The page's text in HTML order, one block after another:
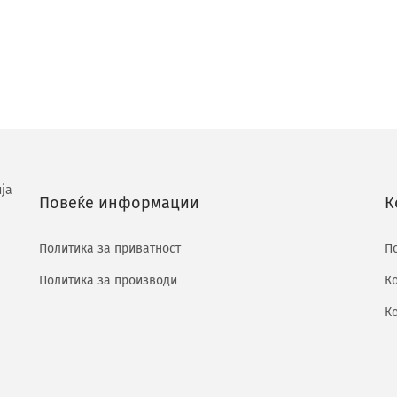
Повеќе информации
Политика за приватност
Политика за производи